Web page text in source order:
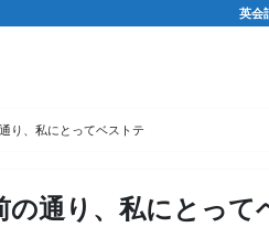
英会
り、私にとってベストテ
の通り、私にとって